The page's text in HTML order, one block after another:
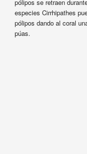
pólipos se retraen
especies Cirrhipathes
pólipos dando al coral
púas.